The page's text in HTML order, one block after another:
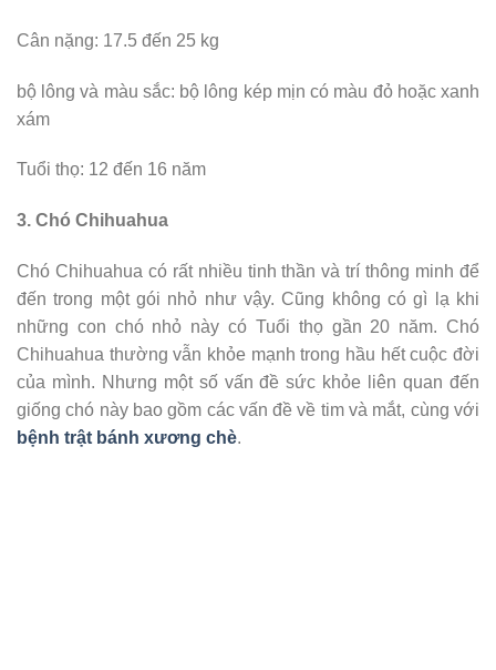
Cân nặng: 17.5 đến 25 kg
bộ lông và màu sắc: bộ lông kép mịn có màu đỏ hoặc xanh
xám
Tuổi thọ: 12 đến 16 năm
3. Chó Chihuahua
Chó Chihuahua có rất nhiều tinh thần và trí thông minh để
đến trong một gói nhỏ như vậy. Cũng không có gì lạ khi
những con chó nhỏ này có Tuổi thọ gần 20 năm. Chó
Chihuahua thường vẫn khỏe mạnh trong hầu hết cuộc đời
của mình. Nhưng một số vấn đề sức khỏe liên quan đến
giống chó này bao gồm các vấn đề về tim và mắt, cùng với
bệnh trật bánh xương chè.